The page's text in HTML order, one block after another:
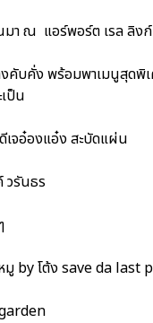
มา ณ แอร์พอร์ต เรล ลิง
คับคั่ง พร้อมพาเมนูสุดพิ
ป็น
จอ๋องแอ๋ง สะบัดแผ่น
วรันธร
มู by โต้ง save da last